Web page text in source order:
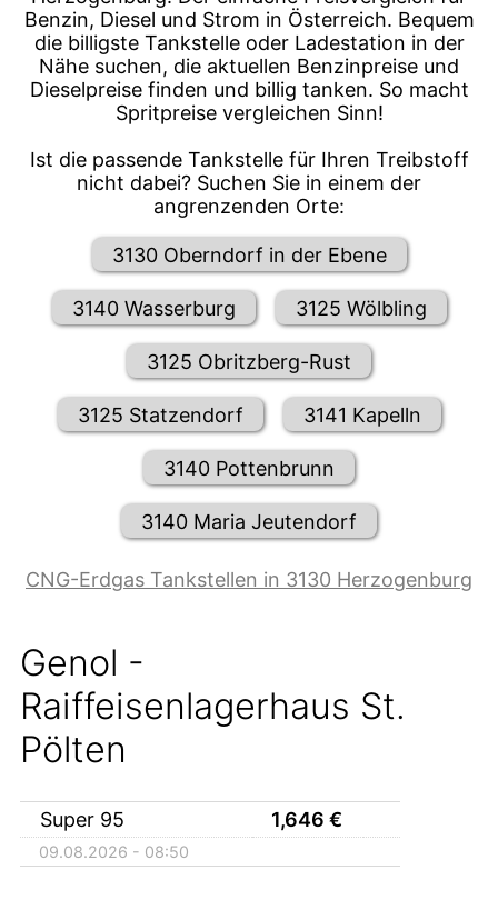
Benzin, Diesel und Strom in Österreich. Bequem
die billigste Tankstelle oder Ladestation in der
Nähe suchen, die aktuellen Benzinpreise und
Dieselpreise finden und billig tanken. So macht
Spritpreise vergleichen Sinn!
Ist die passende Tankstelle für Ihren Treibstoff
nicht dabei? Suchen Sie in einem der
angrenzenden Orte:
3130 Oberndorf in der Ebene
3140 Wasserburg 3125 Wölbling
3125 Obritzberg-Rust
3125 Statzendorf 3141 Kapelln
3140 Pottenbrunn
3140 Maria Jeutendorf
CNG-Erdgas Tankstellen in 3130 Herzogenburg
Genol -
Raiffeisenlagerhaus St.
Pölten
Super 95 1,646 €
09.08.2026 - 08:50